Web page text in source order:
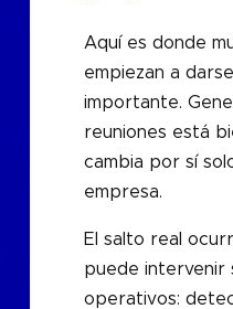
Aquí es donde
empiezan a
importante.
reuniones está
cambia por sí
empresa.
El salto real
puede intervenir
operativos: